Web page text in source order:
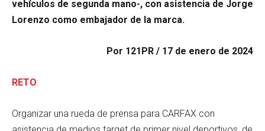
vehículos de segunda mano-, con asistencia de Jorge
Lorenzo como embajador de la marca.
Por 121PR / 17 de enero de 2024
RETO:
Organizar una rueda de prensa para CARFAX con